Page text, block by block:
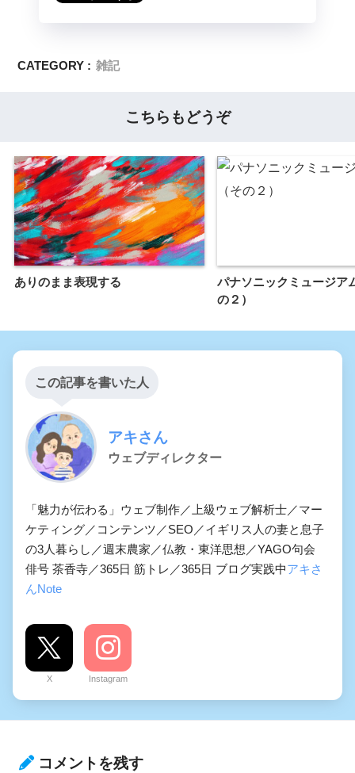
CATEGORY : 雑記
こちらもどうぞ
ありのまま表現する
パナソニックミュージア
の２）
この記事を書いた人
アキさん
ウェブディレクター
「魅力が伝わる」ウェブ制作／上級ウェブ解析士／マー
ケティング／コンテンツ／SEO／イギリス人の妻と息子
の3人暮らし／週末農家／仏教・東洋思想／YAGO句会
俳号 茶香寺／365日 筋トレ／365日 ブログ実践中アキさ
んNote
X Instagram
コメントを残す